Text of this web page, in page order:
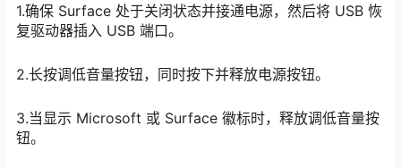
1.确保 Surface 处于关闭状态并接通电源，然后将 USB 恢
复驱动器插入 USB 端口。
2.长按调低音量按钮，同时按下并释放电源按钮。
3.当显示 Microsoft 或 Surface 徽标时，释放调低音量按
钮。